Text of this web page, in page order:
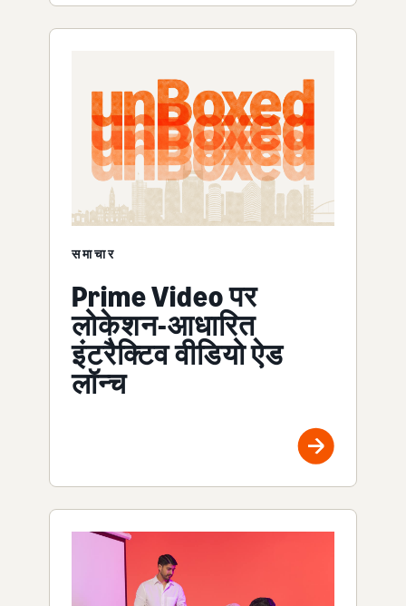
समाचार
Prime Video पर
लोकेशन-आधारित
इंटरैक्टिव वीडियो ऐड
लॉन्च